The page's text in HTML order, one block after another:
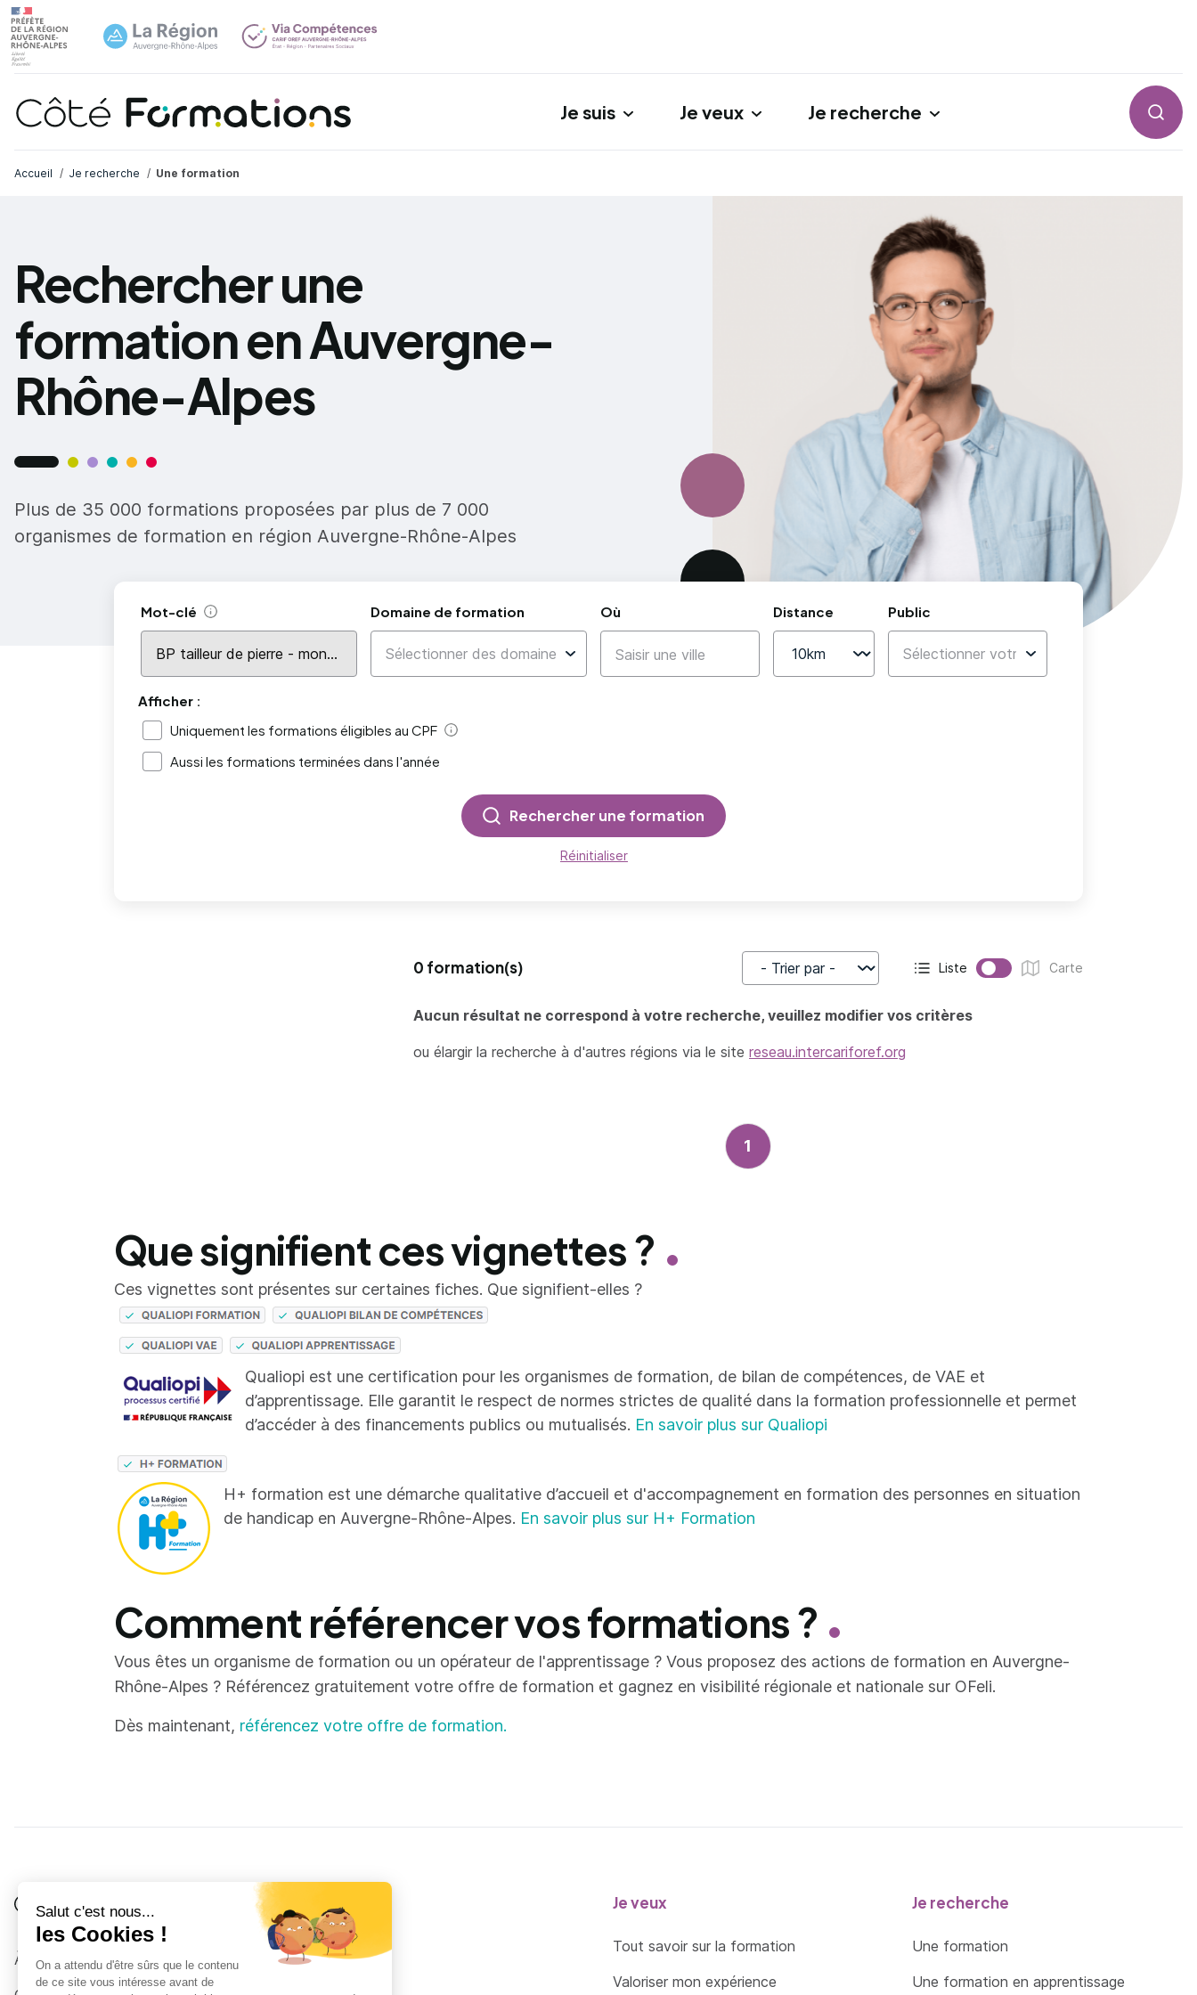
Je suis Je veux Je recherche
Accueil Je recherche Une formation
Rechercher une
formation en Auvergne-
Rhône-Alpes
Plus de 35 000 formations proposées par plus de 7 000
organismes de formation en région Auvergne-Rhône-Alpes
Mot-clé Aide Domaine de formation Où Distance Public
Afficher :
Uniquement les formations éligibles au CPF
Aide
Aussi les formations terminées dans l'année
Rechercher une formation
Réinitialiser
0 formation(s)
Trier par Affichage actif :
Liste
Affichage :
Carte
Aucun résultat ne correspond à votre recherche, veuillez modifier vos critères
ou élargir la recherche à d'autres régions via le site reseau.intercariforef.org
1
Que signifient ces vignettes ?
Ces vignettes sont présentes sur certaines fiches. Que signifient-elles ?
Qualiopi est une certification pour les organismes de formation, de bilan de compétences, de VAE et
d’apprentissage. Elle garantit le respect de normes strictes de qualité dans la formation professionnelle et permet
d’accéder à des financements publics ou mutualisés. En savoir plus sur Qualiopi
H+ formation est une démarche qualitative d’accueil et d'accompagnement en formation des personnes en situation
de handicap en Auvergne-Rhône-Alpes. En savoir plus sur H+ Formation
Comment référencer vos formations ?
Vous êtes un organisme de formation ou un opérateur de l'apprentissage ? Vous proposez des actions de formation en Auvergne-
Rhône-Alpes ? Référencez gratuitement votre offre de formation et gagnez en visibilité régionale et nationale sur OFeli.
Dès maintenant, référencez votre offre de formation.
Côté Formations
À propos
Je suis
Au collège
Je veux
Tout savoir sur la formation
Valoriser mon expérience
Je recherche
Une formation
Une formation en apprentissage